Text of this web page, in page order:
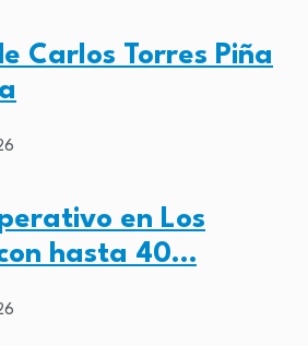
Carlos Torres Piña
en Los
hasta 40…